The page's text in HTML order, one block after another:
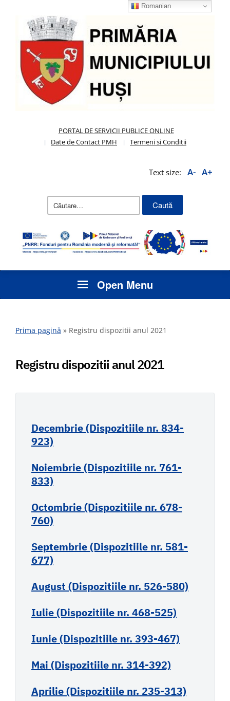
PORTAL DE SERVICII PUBLICE ONLINE
Date de Contact PMH
Termeni si Conditii
Text size: A- A+
Caută
Open Menu
Prima pagină » Registru dispozitii anul 2021
Registru dispozitii anul 2021
Decembrie (Dispozitiile nr. 834-
923)
Noiembrie (Dispozitiile nr. 761-
833)
Octombrie (Dispozitiile nr. 678-
760)
Septembrie (Dispozitiile nr. 581-
677)
August (Dispozitiile nr. 526-580)
Iulie (Dispozitiile nr. 468-525)
Iunie (Dispozitiile nr. 393-467)
Mai (Dispozitiile nr. 314-392)
Aprilie (Dispozitiile nr. 235-313)
Romanian